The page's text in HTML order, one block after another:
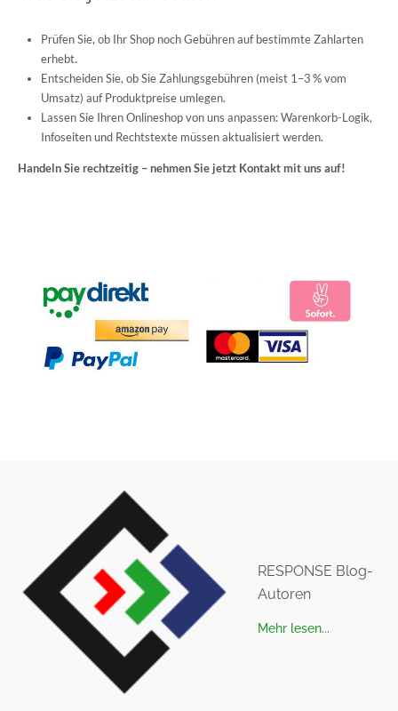
Prüfen Sie, ob Ihr Shop noch Gebühren auf bestimmte Zahlarten
erhebt.
Entscheiden Sie, ob Sie Zahlungsgebühren (meist 1–3 % vom
Umsatz) auf Produktpreise umlegen.
Lassen Sie Ihren Onlineshop von uns anpassen: Warenkorb-Logik,
Infoseiten und Rechtstexte müssen aktualisiert werden.
Handeln Sie rechtzeitig – nehmen Sie jetzt Kontakt mit uns auf!
RESPONSE Blog-
Autoren
Mehr lesen...